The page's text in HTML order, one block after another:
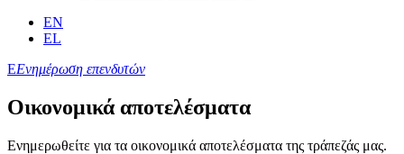
EN
EL
ΕΕνημέρωση επενδυτών
Οικονομικά αποτελέσματα
Ενημερωθείτε για τα οικονομικά αποτελέσματα της τράπεζάς μας.